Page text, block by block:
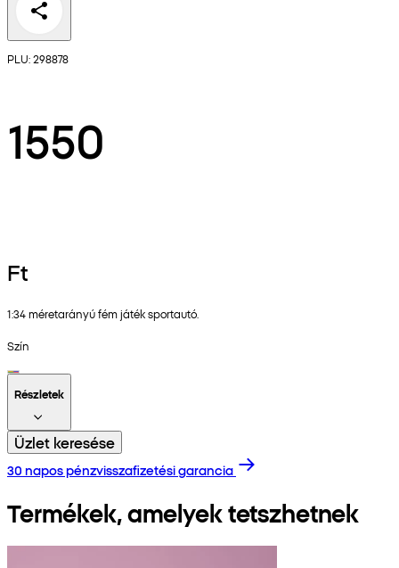
PLU: 298878
1550
Ft
1:34 méretarányú fém játék sportautó.
Szín
Részletek
Üzlet keresése
30 napos pénzvisszafizetési garancia
Termékek, amelyek tetszhetnek